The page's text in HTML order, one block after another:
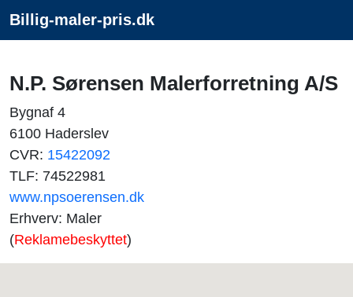
Billig-maler-pris.dk
N.P. Sørensen Malerforretning A/S
Bygnaf 4
6100 Haderslev
CVR: 15422092
TLF: 74522981
www.npsoerensen.dk
Erhverv: Maler
(Reklamebeskyttet)